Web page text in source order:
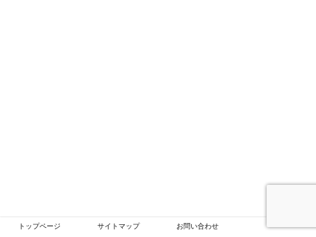
トップページ サイトマップ お問い合わせ